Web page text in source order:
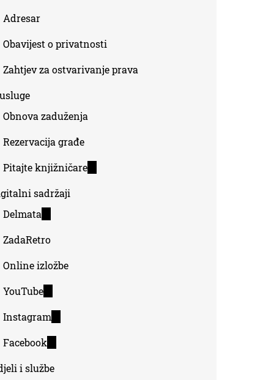
Adresar
Obavijest o privatnosti
Zahtjev za ostvarivanje prava
Obnova zaduženja
Rezervacija građe
Pitajte knjižničare(link
sadržaji
Delmata
external)
ZadaRetro
Online izložbe
YouTube(link
external)
Instagram(link
external)
Facebook
external)
i službe